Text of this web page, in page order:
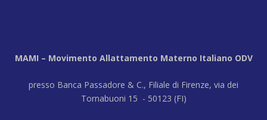
MAMI – Movimento Allattamento Materno Italiano ODV
presso Banca Passadore & C., Filiale di Firenze, via dei
Tornabuoni 15 - 50123 (FI)